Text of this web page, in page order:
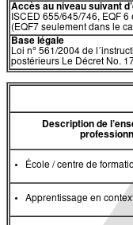
Accès au niveau suivant
ISCED 655/645/746, EQF 6
(EQF7 seulement dans le
Base légale
​​Loi n° 561/2004 de
postérieurs Le Décret No.
Description de
École / centre de
Apprentissage en